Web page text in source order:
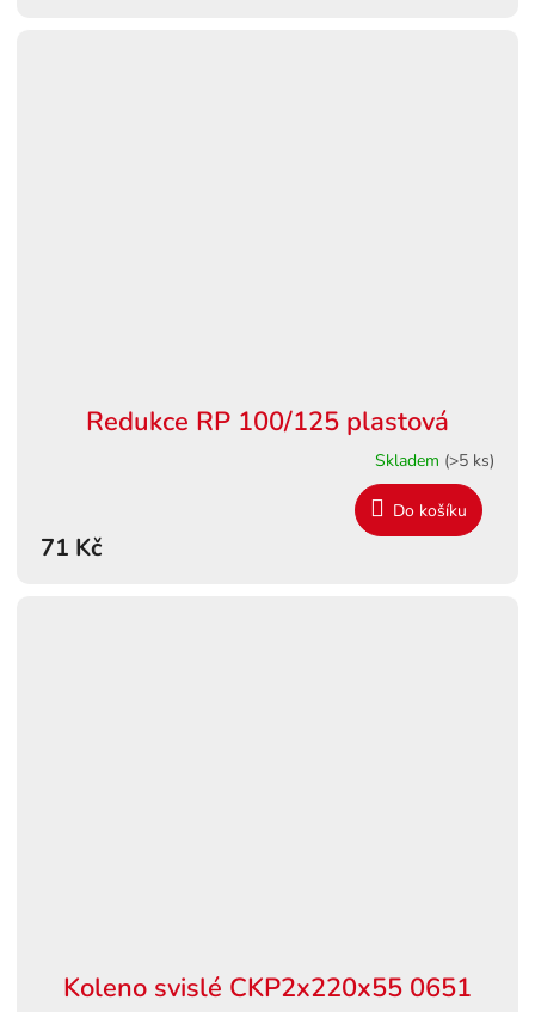
Redukce RP 100/125 plastová
Skladem (>5 ks)
71 Kč
Do košíku
Koleno svislé CKP2x220x55 0651